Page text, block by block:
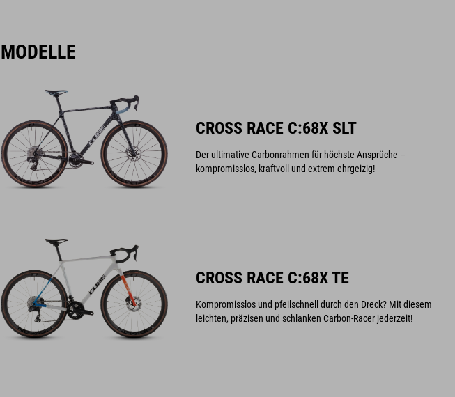
MODELLE
CROSS RACE C:68X SLT
Der ultimative Carbonrahmen für höchste Ansprüche –
kompromisslos, kraftvoll und extrem ehrgeizig!
CROSS RACE C:68X TE
Kompromisslos und pfeilschnell durch den Dreck? Mit diesem
leichten, präzisen und schlanken Carbon-Racer jederzeit!